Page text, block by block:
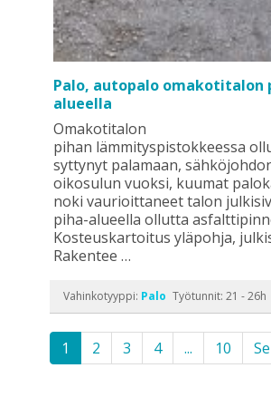
Palo, autopalo omakotitalon
alueella
Omakotitalon
pihan lämmityspistokkeessa
syttynyt palamaan,
oikosulun vuoksi, kuumat
noki vaurioittaneet talon
piha-alueella ollutta
Kosteuskartoitus yläpohja,
Rakentee …
Vahinkotyyppi: Palo Työtunnit: 21 - 26h
1 2 3 4 ... 10